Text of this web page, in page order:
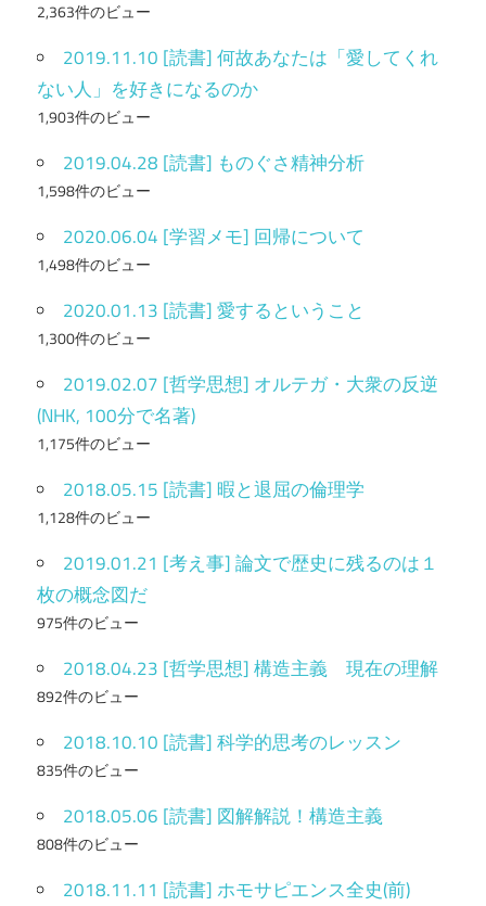
2,363件のビュー
2019.11.10 [読書] 何故あなたは「愛してくれ
ない人」を好きになるのか
1,903件のビュー
2019.04.28 [読書] ものぐさ精神分析
1,598件のビュー
2020.06.04 [学習メモ] 回帰について
1,498件のビュー
2020.01.13 [読書] 愛するということ
1,300件のビュー
2019.02.07 [哲学思想] オルテガ・大衆の反逆
(NHK, 100分で名著)
1,175件のビュー
2018.05.15 [読書] 暇と退屈の倫理学
1,128件のビュー
2019.01.21 [考え事] 論文で歴史に残るのは１
枚の概念図だ
975件のビュー
2018.04.23 [哲学思想] 構造主義 現在の理解
892件のビュー
2018.10.10 [読書] 科学的思考のレッスン
835件のビュー
2018.05.06 [読書] 図解解説！構造主義
808件のビュー
2018.11.11 [読書] ホモサピエンス全史(前)